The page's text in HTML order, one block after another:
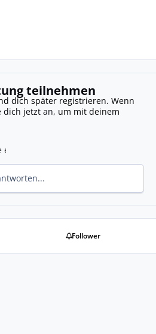
teilnehmen
dich später registrieren. Wenn
dich jetzt an, um mit deinem
Follower